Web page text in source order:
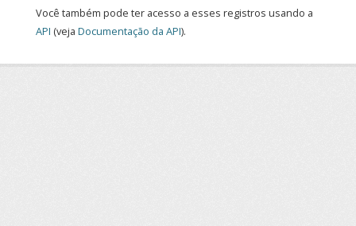
Você também pode ter acesso a esses registros usando a
API (veja Documentação da API).